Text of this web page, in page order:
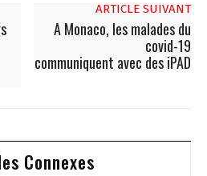
ARTICLE SUIVANT
A Monaco, les malades du
covid-19
communiquent avec des iPAD
Connexes